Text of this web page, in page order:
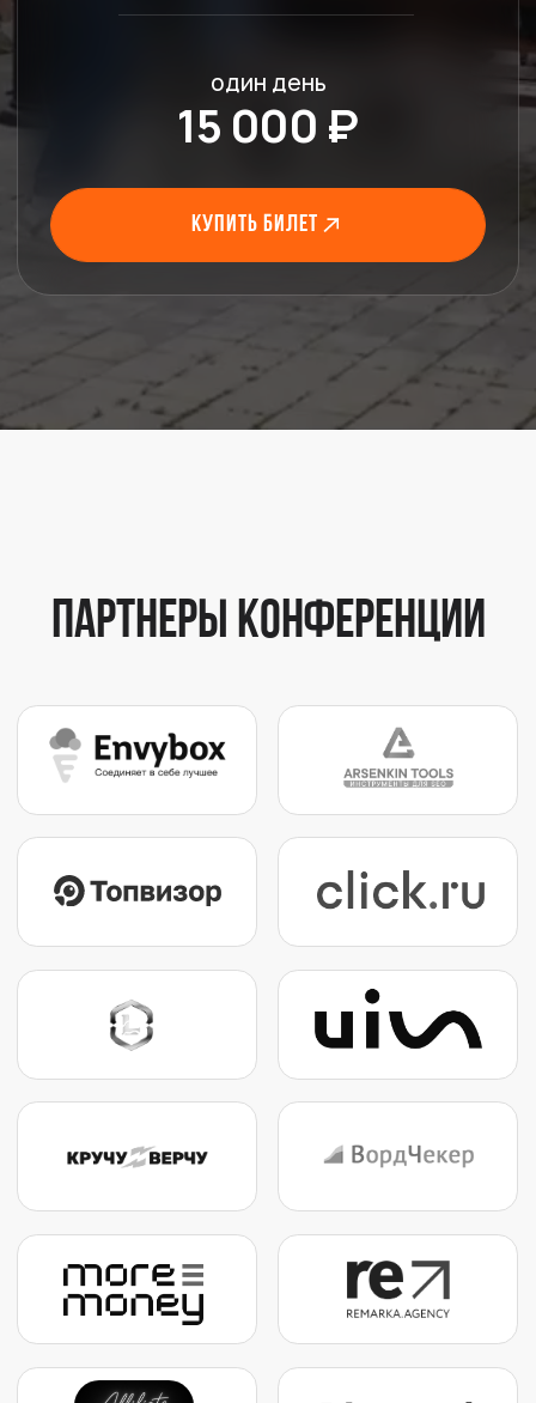
БДД это не просто
конференция
БДД (ex . Baltic Digital Days) - ежегодная конференция по
маркетингу, которая проходит в Калининграде 14-й год
подряд. В 2026 году форум маркетологов и digital-
специалистов соберется 7–8 августа.
30+ докладов, 350+ участников, практические кейсы по
SEO, AI, GEO, performance-маркетингу и управлению
Кто приезжает на BDD. Маркетологи, SEO и PPC-
тимлиды и руководители инхаус-команд. География - вся
Почему именно Калининград. Единственная конференция
Калининград 2026 такого уровня в digital-сфере.
Участники совмещают профессиональный рост с
отпуском у Балтийского моря - препати на берегу,
экскурсии, янтарный край.
Формат двух дней. 7 августа - препати и нетворкинг в
Янтарном, 8 августа - день докладов в форте "Штайн".
Билет включает обед, фуршет и запись всех выступлений.